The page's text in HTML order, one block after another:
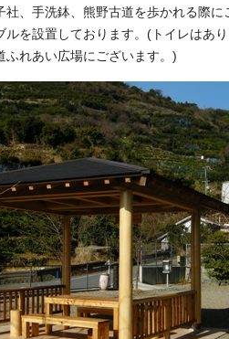
社、手洗鉢、熊野古道を歩かれる際
を設置しております。(トイレはあ
ふれあい広場にございます。)